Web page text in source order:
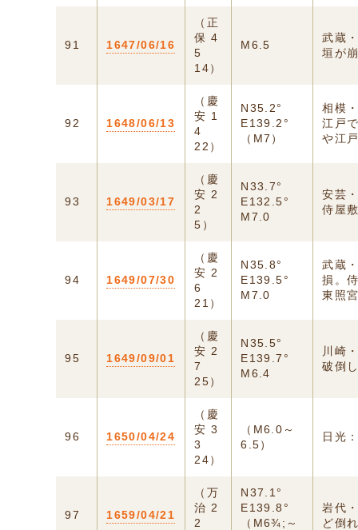
91 1647/06/16
（正
保 4
5
14）
M6.5
武蔵
垣が
92 1648/06/13
（慶
安 1
4
22）
N35.2°
E139.2°
（M7）
相模
江戸
や江
93 1649/03/17
（慶
安 2
2
5）
N33.7°
E132.5°
M7.0
安芸
侍屋
94 1649/07/30
（慶
安 2
6
21）
N35.8°
E139.5°
M7.0
武蔵
損。
東照
95 1649/09/01
（慶
安 2
7
25）
N35.5°
E139.7°
M6.4
川崎
破倒
96 1650/04/24
（慶
安 3
3
24）
（M6.0～
6.5）
日光
97 1659/04/21
（万
治 2
2
N37.1°
E139.8°
（M6¾;～
岩代
ど倒